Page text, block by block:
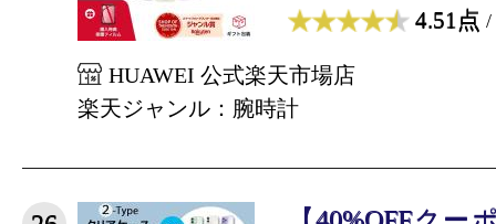
4.51点 /
HUAWEI 公式楽天市場店
楽天ジャンル：腕時計